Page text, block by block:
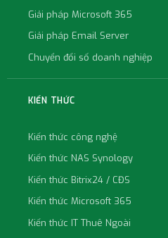
Giải pháp Microsoft 365
Giải pháp Email Server
Chuyển đổi số doanh nghiệp
KIẾN THỨC
Kiến thức công nghệ
Kiến thức NAS Synology
Kiến thức Bitrix24 / CĐS
Kiến thức Microsoft 365
Kiến thức IT Thuê Ngoài